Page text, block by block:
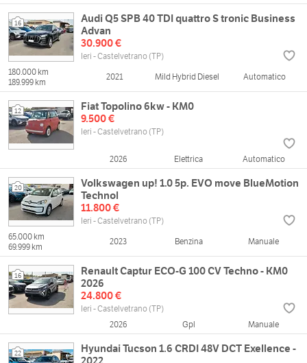
16
Audi Q5 SPB 40 TDI quattro S tronic Business
Advan
30.900 €
Ieri - Castelvetrano (TP)
180.000 km
189.999 km
2021 Mild Hybrid Diesel Automatico
12
Fiat Topolino 6kw - KM0
9.500 €
Ieri - Castelvetrano (TP)
2026 Elettrica Automatico
20
Volkswagen up! 1.0 5p. EVO move BlueMotion
Technol
11.800 €
Ieri - Castelvetrano (TP)
65.000 km
69.999 km
2023 Benzina Manuale
16
Renault Captur ECO-G 100 CV Techno - KM0
2026
24.800 €
Ieri - Castelvetrano (TP)
2026
Gpl Manuale
22
Hyundai Tucson 1.6 CRDI 48V DCT Exellence -